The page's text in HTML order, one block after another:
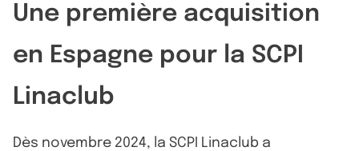
Une première acquisition
en Espagne pour la SCPI
Linaclub
Dès novembre 2024, la SCPI Linaclub a